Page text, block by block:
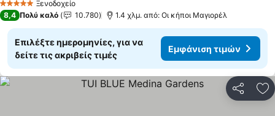
5 Αστέρια Ξενοδοχείο
8,4 Πολύ καλό 10.780 1.4 χλμ. από: Οι κήποι Μαγιορέλ
Επιλέξτε ημερομηνίες, για να
δείτε τις ακριβείς τιμές
Εμφάνιση τιμών